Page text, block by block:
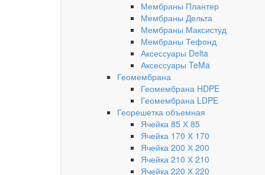
Мембраны Плантер
Мембраны Дельта
Мембраны Максистуд
Мембраны Тефонд
Аксессуары Delta
Аксессуары TeMa
Геомембрана
Геомембрана HDPE
Геомембрана LDPE
Георешетка объемная
Ячейка 85 Х 85
Ячейка 170 Х 170
Ячейка 200 Х 200
Ячейка 210 Х 210
Ячейка 220 Х 220